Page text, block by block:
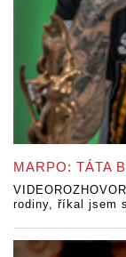
MARPO: TÁTA
rodiny, říkal jsem